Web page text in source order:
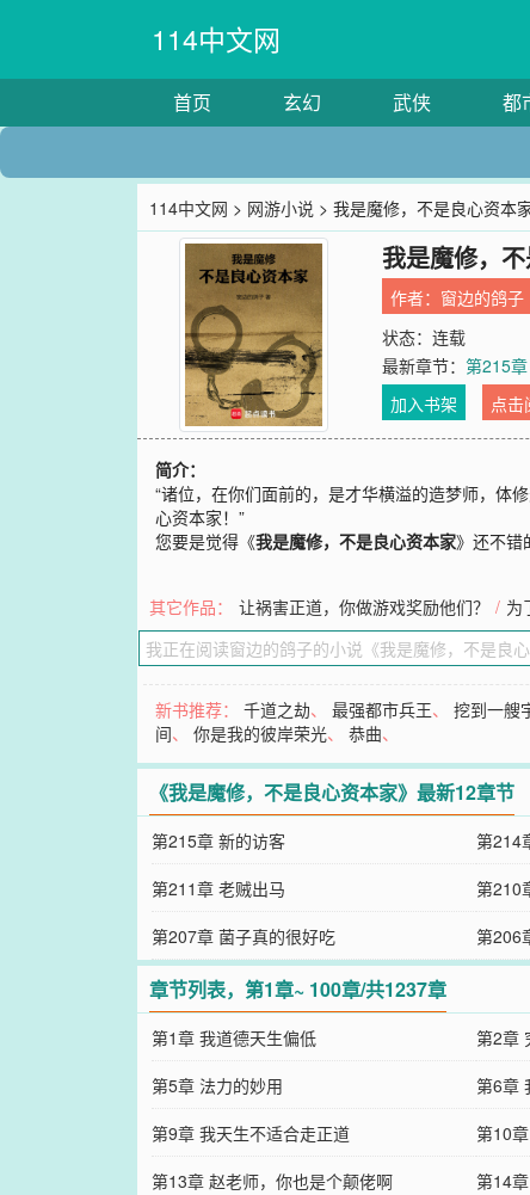
114中文网
首页 玄幻 武侠 都
114中文网 > 网游小说 > 我是魔修，不是良心资本
我是魔修，
作者： 窗边的鸽子
状态：连载
最新章节：第215
加入书架
点击
简介：
“诸位，在你们面前的，是才华横溢的造梦师，体
心资本家！”
您要是觉得《我是魔修，不是良心资本家》还不错
其它作品： 让祸害正道，你做游戏奖励他们？ / 为
新书推荐：千道之劫、最强都市兵王、挖到一艘
间、你是我的彼岸荣光、恭曲、
《我是魔修，不是良心资本家》最新12章节
第215章 新的访客 第214
第211章 老贼出马
第210
第207章 菌子真的很好吃
第206
章节列表，第1章~ 100章/共1237章
第1章 我道德天生偏低 第2章
第5章 法力的妙用
第6章
第9章 我天生不适合走正道
第10
第13章 赵老师，你也是个颠佬啊
第14